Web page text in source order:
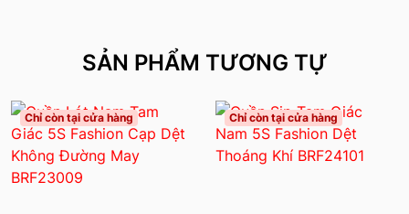
SẢN PHẨM TƯƠNG TỰ
Chỉ còn tại cửa hàng Chỉ còn tại cửa hàng